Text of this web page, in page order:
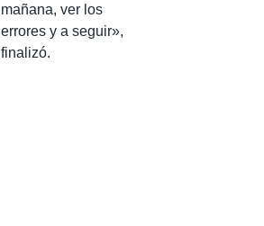
mañana, ver los
errores y a seguir»,
finalizó.